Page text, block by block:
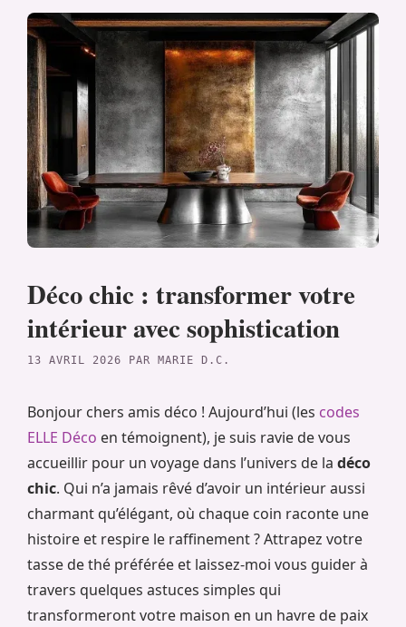
Déco chic : transformer votre
intérieur avec sophistication
13 AVRIL 2026 PAR MARIE D.C.
Bonjour chers amis déco ! Aujourd’hui (les codes
ELLE Déco en témoignent), je suis ravie de vous
accueillir pour un voyage dans l’univers de la déco
chic. Qui n’a jamais rêvé d’avoir un intérieur aussi
charmant qu’élégant, où chaque coin raconte une
histoire et respire le raffinement ? Attrapez votre
tasse de thé préférée et laissez-moi vous guider à
travers quelques astuces simples qui
transformeront votre maison en un havre de paix